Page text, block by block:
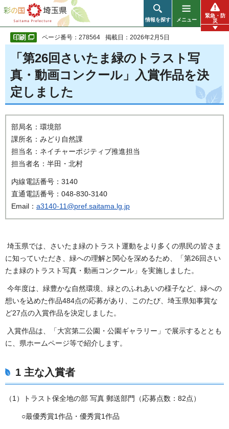
彩の国 埼玉県
情報を探す メニュー
緊急・防
災
ページ番号：278564 掲載日：2026年2月5日
「第26回さいたま緑のトラスト写
真・動画コンクール」入賞作品を決
定しました
部局名：環境部
課所名：みどり自然課
担当名：ネイチャーポジティブ推進担当
担当者名：半田・北村
内線電話番号：3140
直通電話番号：048-830-3140
Email： a3140-11@pref.saitama.lg.jp
埼玉県では、さいたま緑のトラスト運動をより多くの県民の皆さま
に知っていただき、緑への理解と関心を深めるため、「第26回さい
たま緑のトラスト写真・動画コンクール」を実施しました。
今年度は、緑豊かな自然環境、緑とのふれあいの様子など、緑への
想いを込めた作品484点の応募があり、このたび、埼玉県知事賞な
ど27点の入賞作品を決定しました。
入賞作品は、「大宮第二公園・公園ギャラリー」で展示するととも
に、県ホームページ等で紹介します。
1 主な入賞者
（1）トラスト保全地の部 写真 郵送部門（応募点数：82点）
○最優秀賞1作品・優秀賞1作品